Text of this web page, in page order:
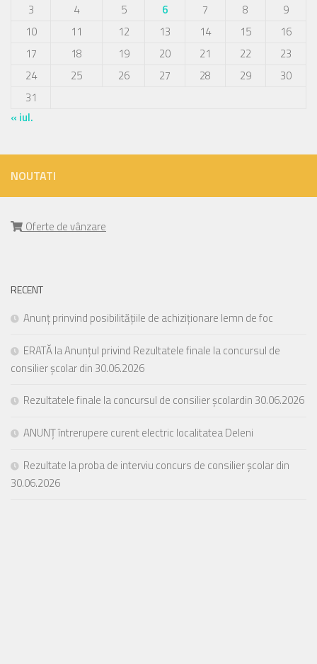
3
4 5 6 7 8
9
10
11 12 13 14 15
16
17
18 19 20 21 22
23
24
25 26 27 28 29
30
31
« iul.
NOUTATI
Oferte de vânzare
RECENT
Anunț prinvind posibilitățiile de achiziționare lemn de foc
ERATĂ la Anunțul privind Rezultatele finale la concursul de
consilier școlar din 30.06.2026
Rezultatele finale la concursul de consilier școlardin 30.06.2026
ANUNȚ întrerupere curent electric localitatea Deleni
Rezultate la proba de interviu concurs de consilier școlar din
30.06.2026